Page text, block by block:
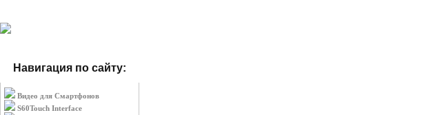
Навигация по сайту:
Видео для Смартфонов
S60Touch Interface